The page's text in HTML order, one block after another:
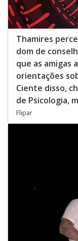
Thamires
dom de
que as amigas
orientações
Ciente disso,
de Psicologia,
Flipar